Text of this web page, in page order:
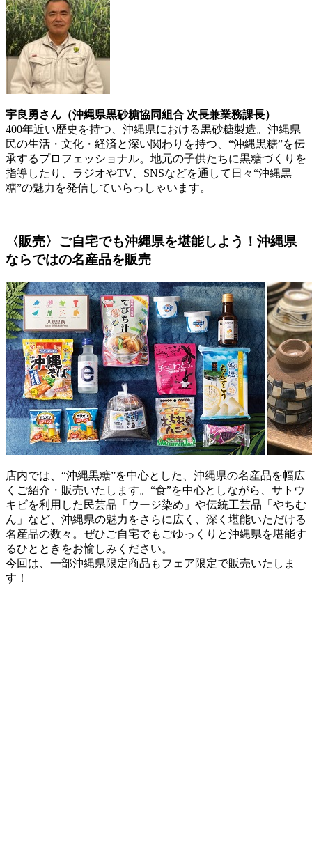
宇良勇さん（沖縄県黒砂糖協同組合 次長兼業務課長）​
400年近い歴史を持つ、沖縄県における黒砂糖製造。沖縄県
民の生活・文化・経済と深い関わりを持つ、“沖縄黒糖”を伝
承するプロフェッショナル。地元の子供たちに黒糖づくりを
指導したり、ラジオやTV、SNSなどを通して日々“沖縄黒
糖”の魅力を発信していらっしゃいます。
〈販売〉ご自宅でも沖縄県を堪能しよう！沖縄県
ならではの名産品を販売
店内では、“沖縄黒糖”を中心とした、沖縄県の名産品を幅広
くご紹介・販売いたします。“食”を中心としながら、サトウ
キビを利用した民芸品「ウージ染め」や伝統工芸品「やちむ
ん」など、沖縄県の魅力をさらに広く、深く堪能いただける
名産品の数々。ぜひご自宅でもごゆっくりと沖縄県を堪能す
るひとときをお愉しみください。
今回は、一部沖縄県限定商品もフェア限定で販売いたしま
す！